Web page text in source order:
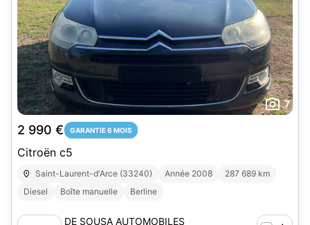
7
2 990 € GARANTIE 6 MOIS
Citroën c5
Saint-Laurent-d'Arce (33240) Année 2008
287 689 km
Diesel
Boîte manuelle Berline
DE SOUSA AUTOMOBILES